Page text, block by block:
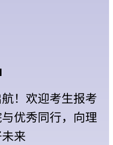
！欢迎考生报考
优秀同行，向理
来